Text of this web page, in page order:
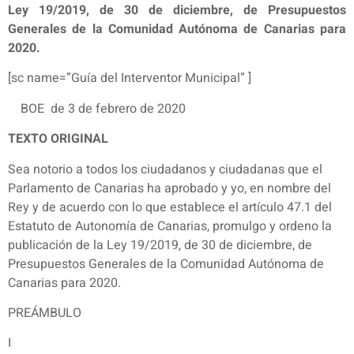
Ley 19/2019, de 30 de diciembre, de Presupuestos
Generales de la Comunidad Autónoma de Canarias para
2020.
[sc name=”Guía del Interventor Municipal” ]
BOE de 3 de febrero de 2020
TEXTO ORIGINAL
Sea notorio a todos los ciudadanos y ciudadanas que el
Parlamento de Canarias ha aprobado y yo, en nombre del
Rey y de acuerdo con lo que establece el artículo 47.1 del
Estatuto de Autonomía de Canarias, promulgo y ordeno la
publicación de la Ley 19/2019, de 30 de diciembre, de
Presupuestos Generales de la Comunidad Autónoma de
Canarias para 2020.
PREÁMBULO
I